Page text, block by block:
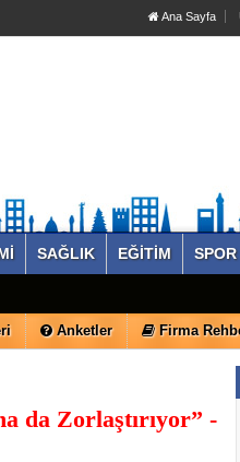
Ana Sayfa
SAĞLIK EĞİTİM SPOR
Anketler Firma
da Zorlaştırıyor” -